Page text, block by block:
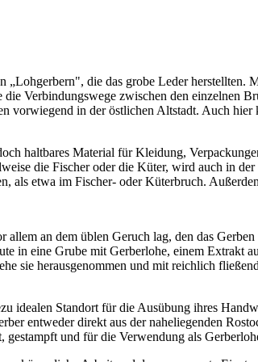
die das grobe Leder
Verbindungswege zwischen den einzelnen
vorwiegend in der östlichen Altstadt. Auch
haltbares Material für Kleidung,
die Fischer oder die Küter, wird auch in
als etwa im Fischer- oder Küterbruch.
an dem üblen Geruch lag, den das
in eine Grube mit Gerberlohe, einem Extrakt
sie herausgenommen und mit reichlich
idealen Standort für die Ausübung ihres
entweder direkt aus der naheliegenden
und für die Verwendung als